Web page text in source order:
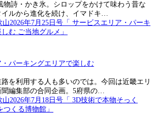
物詩・かき氷。シロップをかけて味わう昔な
イルから進化を続け、イマドキ…
パーキングエリアで楽しむ
を利用する人も多いのでは。今回は近畿エリ
聞編集部の合同企画。5府県の…